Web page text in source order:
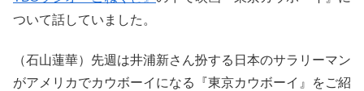
ついて話していました。
（石山蓮華）先週は井浦新さん扮する日本のサラリーマン
がアメリカでカウボーイになる『東京カウボーイ』をご紹